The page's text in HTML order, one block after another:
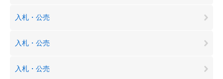
入札・公売
入札・公売
入札・公売